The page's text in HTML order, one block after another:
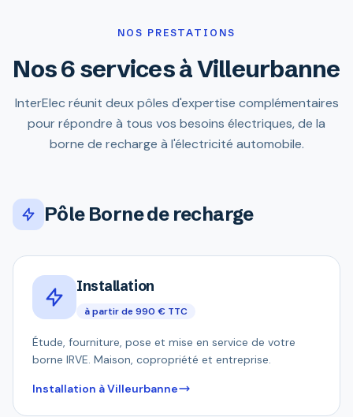
NOS PRESTATIONS
Nos 6 services à Villeurbanne
InterElec réunit deux pôles d'expertise complémentaires
pour répondre à tous vos besoins électriques, de la
borne de recharge à l'électricité automobile.
Pôle Borne de recharge
Installation
à partir de 990 € TTC
Étude, fourniture, pose et mise en service de votre
borne IRVE. Maison, copropriété et entreprise.
Installation à Villeurbanne